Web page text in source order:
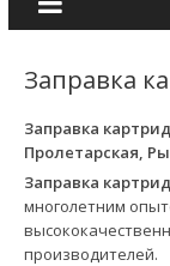
Заправка
Заправка
Пролетарская,
Заправка
многолетним
производителей.